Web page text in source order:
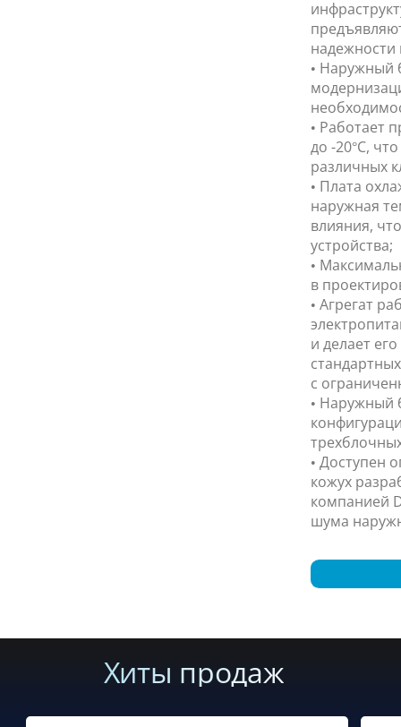
надежности
• Наружный
• Работает
до -20°C,
различных
• Плата
наружная
влияния,
устройства;
•
в
• Агрегат
и делает
с
• Наружный
• Доступен
кожух
компанией
шума
Хиты продаж